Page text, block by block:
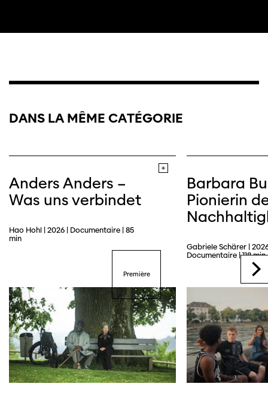
Trailer
DANS LA MÊME CATÉGORIE
Anders Anders –
Was uns verbindet
Hao Hohl | 2026 | Documentaire | 85
min
Première
Barbara
Pionierin
Gabriele Schärer |
Documentaire | 118 min